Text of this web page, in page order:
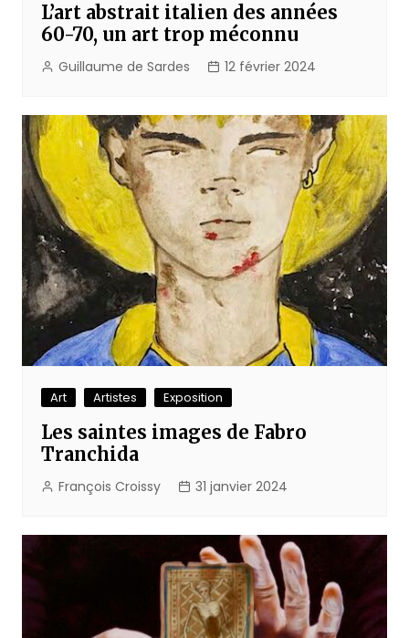
L’art abstrait italien des années
60-70, un art trop méconnu
Guillaume de Sardes 12 février 2024
Art Artistes Exposition
Les saintes images de Fabro
Tranchida
François Croissy 31 janvier 2024